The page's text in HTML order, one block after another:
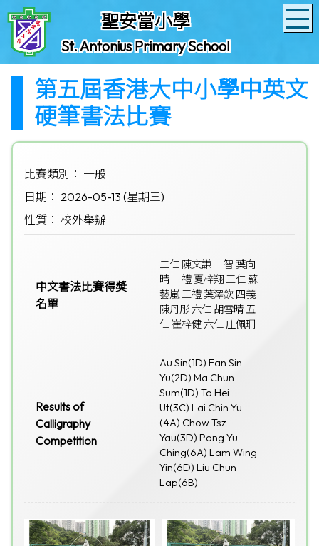
聖安當小學
St. Antonius Primary School
第五屆香港大中小學中英文
硬筆書法比賽
比賽類別： 一般
日期： 2026-05-13 (星期三)
性質： 校外舉辦
中文書法比賽得獎
名單
二仁 陳文謙 一智 葉向
晴 一禮 夏梓翔 三仁 蘇
藝嵐 三禮 葉澤欽 四義
陳丹彤 六仁 胡雪晴 五
仁 崔梓健 六仁 庄佩珊
Results of
Calligraphy
Competition
Au Sin(1D) Fan Sin
Yu(2D) Ma Chun
Sum(1D) To Hei
Ut(3C) Lai Chin Yu
(4A) Chow Tsz
Yau(3D) Pong Yu
Ching(6A) Lam Wing
Yin(6D) Liu Chun
Lap(6B)